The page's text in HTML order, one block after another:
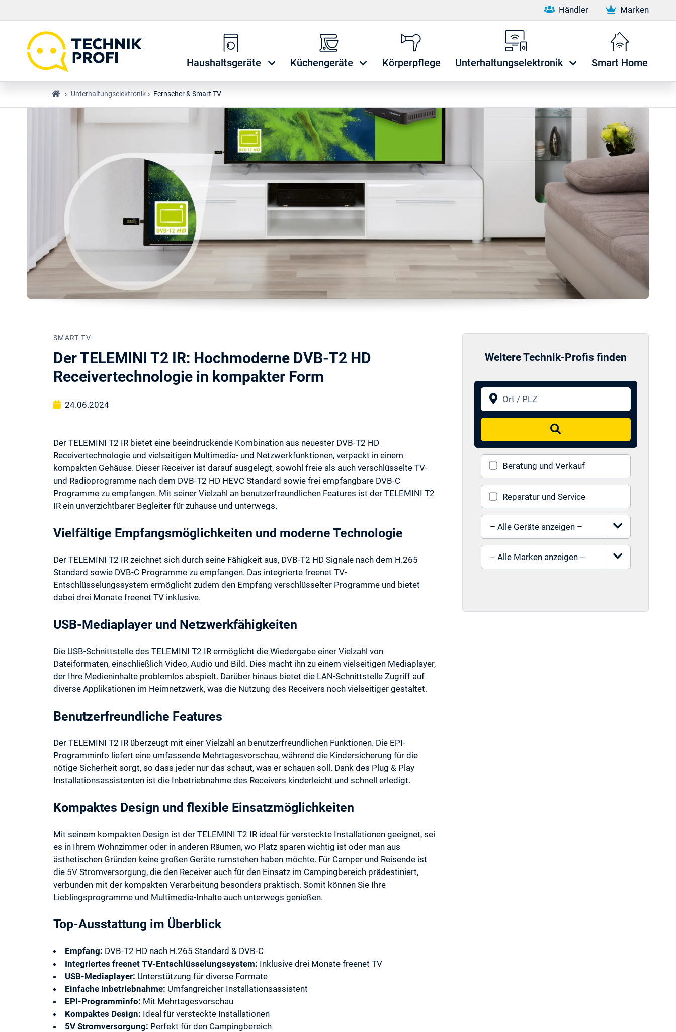
Händler Marken
Haushaltsgeräte Küchengeräte Körperpflege Unterhaltungselektronik Smart Home
› Unterhaltungselektronik › Fernseher & Smart TV
SMART-TV
Der TELEMINI T2 IR: Hochmoderne DVB-T2 HD
Receivertechnologie in kompakter Form
24.06.2024
Der TELEMINI T2 IR bietet eine beeindruckende Kombination aus neuester DVB-T2 HD
Receivertechnologie und vielseitigen Multimedia- und Netzwerkfunktionen, verpackt in einem
kompakten Gehäuse. Dieser Receiver ist darauf ausgelegt, sowohl freie als auch verschlüsselte TV-
und Radioprogramme nach dem DVB-T2 HD HEVC Standard sowie frei empfangbare DVB-C
Programme zu empfangen. Mit seiner Vielzahl an benutzerfreundlichen Features ist der TELEMINI T2
IR ein unverzichtbarer Begleiter für zuhause und unterwegs.
Vielfältige Empfangsmöglichkeiten und moderne Technologie
Der TELEMINI T2 IR zeichnet sich durch seine Fähigkeit aus, DVB-T2 HD Signale nach dem H.265
Standard sowie DVB-C Programme zu empfangen. Das integrierte freenet TV-
Entschlüsselungssystem ermöglicht zudem den Empfang verschlüsselter Programme und bietet
dabei drei Monate freenet TV inklusive.
USB-Mediaplayer und Netzwerkfähigkeiten
Die USB-Schnittstelle des TELEMINI T2 IR ermöglicht die Wiedergabe einer Vielzahl von
Dateiformaten, einschließlich Video, Audio und Bild. Dies macht ihn zu einem vielseitigen Mediaplayer,
der Ihre Medieninhalte problemlos abspielt. Darüber hinaus bietet die LAN-Schnittstelle Zugriff auf
diverse Applikationen im Heimnetzwerk, was die Nutzung des Receivers noch vielseitiger gestaltet.
Benutzerfreundliche Features
Der TELEMINI T2 IR überzeugt mit einer Vielzahl an benutzerfreundlichen Funktionen. Die EPI-
Programminfo liefert eine umfassende Mehrtagesvorschau, während die Kindersicherung für die
nötige Sicherheit sorgt, so dass jeder nur das schaut, was er schauen soll. Dank des Plug & Play
Installationsassistenten ist die Inbetriebnahme des Receivers kinderleicht und schnell erledigt.
Kompaktes Design und flexible Einsatzmöglichkeiten
Mit seinem kompakten Design ist der TELEMINI T2 IR ideal für versteckte Installationen geeignet, sei
es in Ihrem Wohnzimmer oder in anderen Räumen, wo Platz sparen wichtig ist oder man aus
ästhetischen Gründen keine großen Geräte rumstehen haben möchte. Für Camper und Reisende ist
die 5V Stromversorgung, die den Receiver auch für den Einsatz im Campingbereich prädestiniert,
verbunden mit der kompakten Verarbeitung besonders praktisch. Somit können Sie Ihre
Lieblingsprogramme und Multimedia-Inhalte auch unterwegs genießen.
Top-Ausstattung im Überblick
Empfang: DVB-T2 HD nach H.265 Standard & DVB-C
Integriertes freenet TV-Entschlüsselungssystem: Inklusive drei Monate freenet TV
USB-Mediaplayer: Unterstützung für diverse Formate
Einfache Inbetriebnahme: Umfangreicher Installationsassistent
EPI-Programminfo: Mit Mehrtagesvorschau
Kompaktes Design: Ideal für versteckte Installationen
5V Stromversorgung: Perfekt für den Campingbereich
Weitere Technik-Profis finden
Ort / PLZ
Suchen
Beratung und Verkauf
Reparatur und Service
Gerät auswählen
Marke auswählen